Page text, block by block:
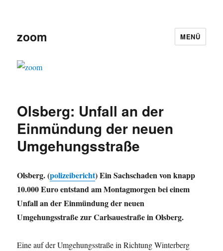
zoom MENÜ
Olsberg: Unfall an der
Einmündung der neuen
Umgehungsstraße
Olsberg. (polizeibericht) Ein Sachschaden von knapp
10.000 Euro entstand am Montagmorgen bei einem
Unfall an der Einmündung der neuen
Umgehungsstraße zur Carlsauestraße in Olsberg.
Eine auf der Umgehungsstraße in Richtung Winterberg